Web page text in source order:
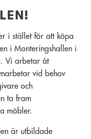
i stället för att köpa
i Monteringshallen i
Vi arbetar åt
vid behov
och
ta fram
möbler.
är utbildade